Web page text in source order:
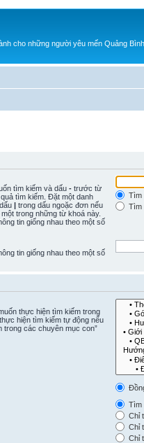
cho những người yêu mến Quảng Bình
tìm kiếm và dấu - trước từ
tìm kiếm. Đặt một danh
| trong dấu ngoặc đơn nếu
trong những từ khoá này.
tin giống nhau theo một số
Tìm
Tìm
tin giống nhau theo một số
thực hiện tìm kiếm trong
hiện tìm kiếm tự động nếu
trong các chuyên mục con”
Tìm
Chỉ
Chỉ
Chỉ